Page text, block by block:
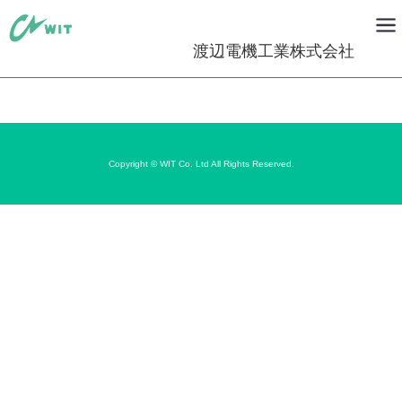
渡辺電機工業株式会社
Copyright © WIT Co. Ltd All Rights Reserved.